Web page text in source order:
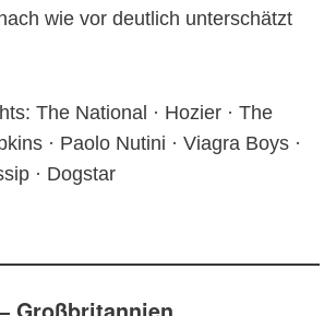
wie vor deutlich unterschätzt
The National · Hozier · The
· Paolo Nutini · Viagra Boys ·
· Dogstar